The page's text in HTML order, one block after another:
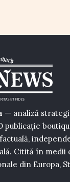
— analiză
publicație
Citită în medii
din Europa,